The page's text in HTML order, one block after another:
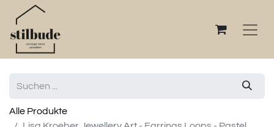
Alle Produkte